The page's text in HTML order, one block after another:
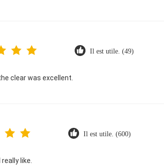
Il est utile. (49)
clear was excellent.
Il est utile. (600)
like.